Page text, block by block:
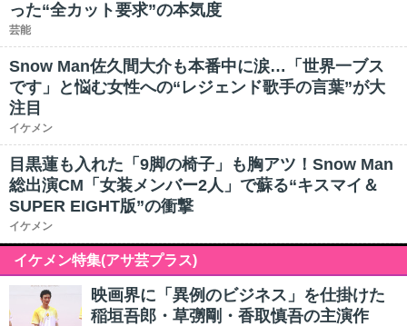
った“全カット要求”の本気度
芸能
Snow Man佐久間大介も本番中に涙…「世界一ブス
です」と悩む女性への“レジェンド歌手の言葉”が大
注目
イケメン
目黒蓮も入れた「9脚の椅子」も胸アツ！Snow Man
総出演CM「女装メンバー2人」で蘇る“キスマイ＆
SUPER EIGHT版”の衝撃
イケメン
イケメン特集(アサ芸プラス)
映画界に「異例のビジネス」を仕掛けた
稲垣吾郎・草彅剛・香取慎吾の主演作